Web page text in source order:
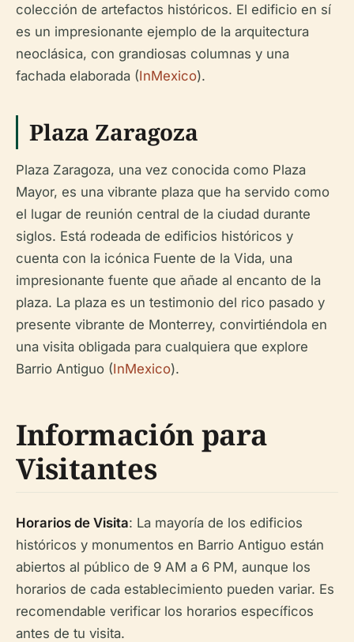
colección de artefactos históricos. El edificio en sí
es un impresionante ejemplo de la arquitectura
neoclásica, con grandiosas columnas y una
fachada elaborada (InMexico).
Plaza Zaragoza
Plaza Zaragoza, una vez conocida como Plaza
Mayor, es una vibrante plaza que ha servido como
el lugar de reunión central de la ciudad durante
siglos. Está rodeada de edificios históricos y
cuenta con la icónica Fuente de la Vida, una
impresionante fuente que añade al encanto de la
plaza. La plaza es un testimonio del rico pasado y
presente vibrante de Monterrey, convirtiéndola en
una visita obligada para cualquiera que explore
Barrio Antiguo (InMexico).
Información para
Visitantes
Horarios de Visita: La mayoría de los edificios
históricos y monumentos en Barrio Antiguo están
abiertos al público de 9 AM a 6 PM, aunque los
horarios de cada establecimiento pueden variar. Es
recomendable verificar los horarios específicos
antes de tu visita.